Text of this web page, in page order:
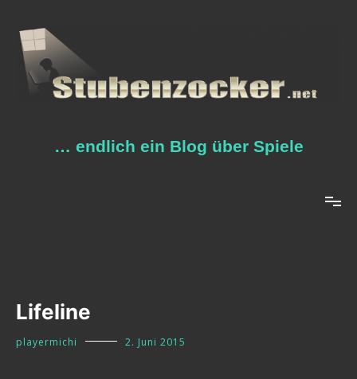
Inhalt
springen
… endlich ein Blog über Spiele
Lifeline
playermichi 2. Juni 2015